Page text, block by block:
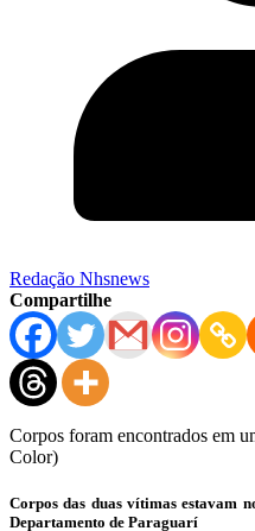
Redação Nhsnews
Compartilhe
Corpos foram encontrados em
Color)
Corpos das duas vítimas estavam
Departamento de Paraguarí